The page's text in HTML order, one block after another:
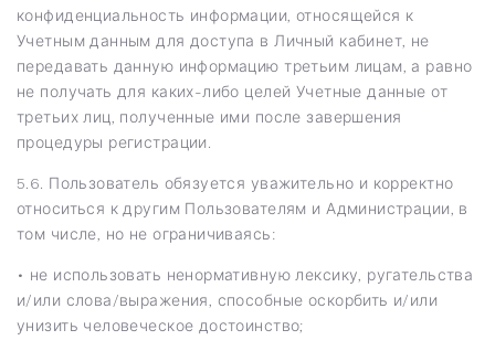
конфиденциальность информации, относящейся к
Учетным данным для доступа в Личный кабинет, не
передавать данную информацию третьим лицам, а равно
не получать для каких-либо целей Учетные данные от
третьих лиц, полученные ими после завершения
процедуры регистрации.
5.6. Пользователь обязуется уважительно и корректно
относиться к другим Пользователям и Администрации, в
том числе, но не ограничиваясь:
• не использовать ненормативную лексику, ругательства
и/или слова/выражения, способные оскорбить и/или
унизить человеческое достоинство;